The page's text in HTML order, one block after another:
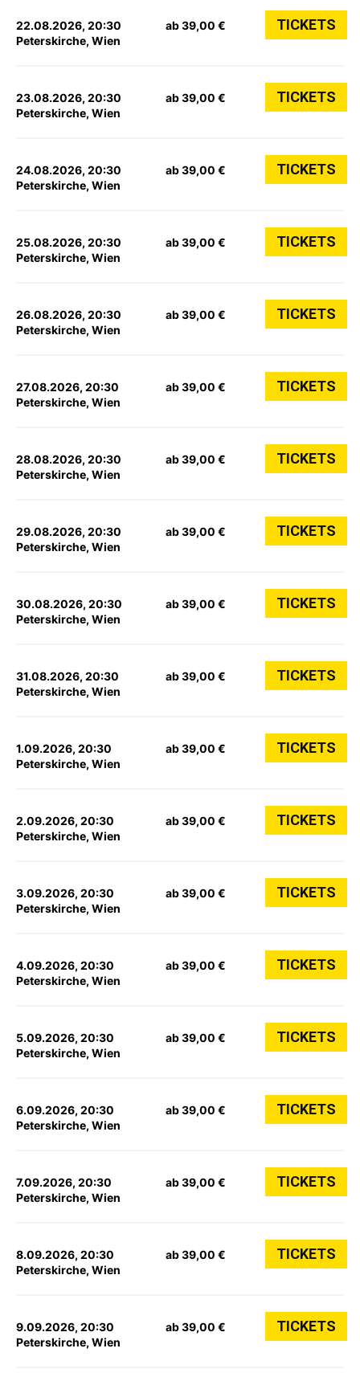
22.08.2026, 20:30
Peterskirche, Wien
ab 39,00 € TICKETS
23.08.2026, 20:30
Peterskirche, Wien
ab 39,00 € TICKETS
24.08.2026, 20:30
Peterskirche, Wien
ab 39,00 € TICKETS
25.08.2026, 20:30
Peterskirche, Wien
ab 39,00 € TICKETS
26.08.2026, 20:30
Peterskirche, Wien
ab 39,00 € TICKETS
27.08.2026, 20:30
Peterskirche, Wien
ab 39,00 € TICKETS
28.08.2026, 20:30
Peterskirche, Wien
ab 39,00 € TICKETS
29.08.2026, 20:30
Peterskirche, Wien
ab 39,00 € TICKETS
30.08.2026, 20:30
Peterskirche, Wien
ab 39,00 € TICKETS
31.08.2026, 20:30
Peterskirche, Wien
ab 39,00 € TICKETS
1.09.2026, 20:30
Peterskirche, Wien
ab 39,00 € TICKETS
2.09.2026, 20:30
Peterskirche, Wien
ab 39,00 € TICKETS
3.09.2026, 20:30
Peterskirche, Wien
ab 39,00 € TICKETS
4.09.2026, 20:30
Peterskirche, Wien
ab 39,00 € TICKETS
5.09.2026, 20:30
Peterskirche, Wien
ab 39,00 € TICKETS
6.09.2026, 20:30
Peterskirche, Wien
ab 39,00 € TICKETS
7.09.2026, 20:30
Peterskirche, Wien
ab 39,00 € TICKETS
8.09.2026, 20:30
Peterskirche, Wien
ab 39,00 € TICKETS
9.09.2026, 20:30
Peterskirche, Wien
ab 39,00 € TICKETS